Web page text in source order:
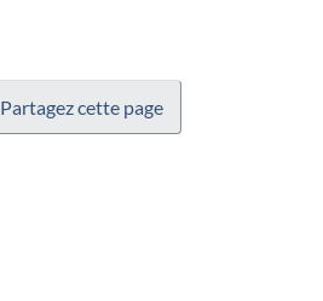
Partagez cette page